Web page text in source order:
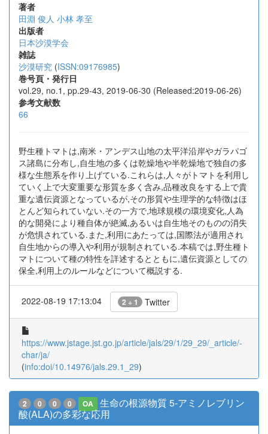
著者
田淵 俊人 小林 孝至
出版者
日本沙漠学会
雑誌
沙漠研究 (ISSN:09176985)
巻号頁・発行日
vol.29, no.1, pp.29-43, 2019-06-30 (Released:2019-06-26)
参考文献数
66
野生種トマトは,南米・アンデス山地の太平洋沿岸やガラパゴ
ス諸島に分布し,自生地の多くは乾燥地や半乾燥地で独自の多
様な生態系を作り上げている.これらは,人々がトマトを利用し
ていく上で大変重要な形質を多く含み,品種改良をする上で貴
重な遺伝資源となっているが,その形質や生理学的な特徴はほ
とんど知られていない.その一方で,地球規模の環境変化,人為
的な開発により種自体が絶滅,あるいは自生地そのものの消失
が危惧されている.また,利用にあたっては,国際法が適用され
自生地からの導入や利用が規制されている.本稿では,野生種ト
マトについて種の特性を詳述するとともに,遺伝資源としての
保全,利用上のルールなどについて概説する.
2022-08-19 17:13:04 2 + 1 Twitter
https://www.jstage.jst.go.jp/article/jals/29/1/29_29/_article/-
char/ja/
(info:doi/10.14976/jals.29.1_29)
2 0 0 0 OA
生命の根源物質 5-アミノレブリン
酸(ALA)の多彩な応用